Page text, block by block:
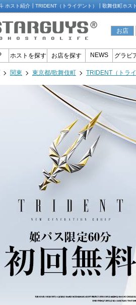
ホスト紹介┃TRIDENT（トライデント）┃歌舞伎町ホス
お店
ホストを探す お店を探す NEWS グラビ
関東 東京都/歌舞伎町 TRIDENT（トライ